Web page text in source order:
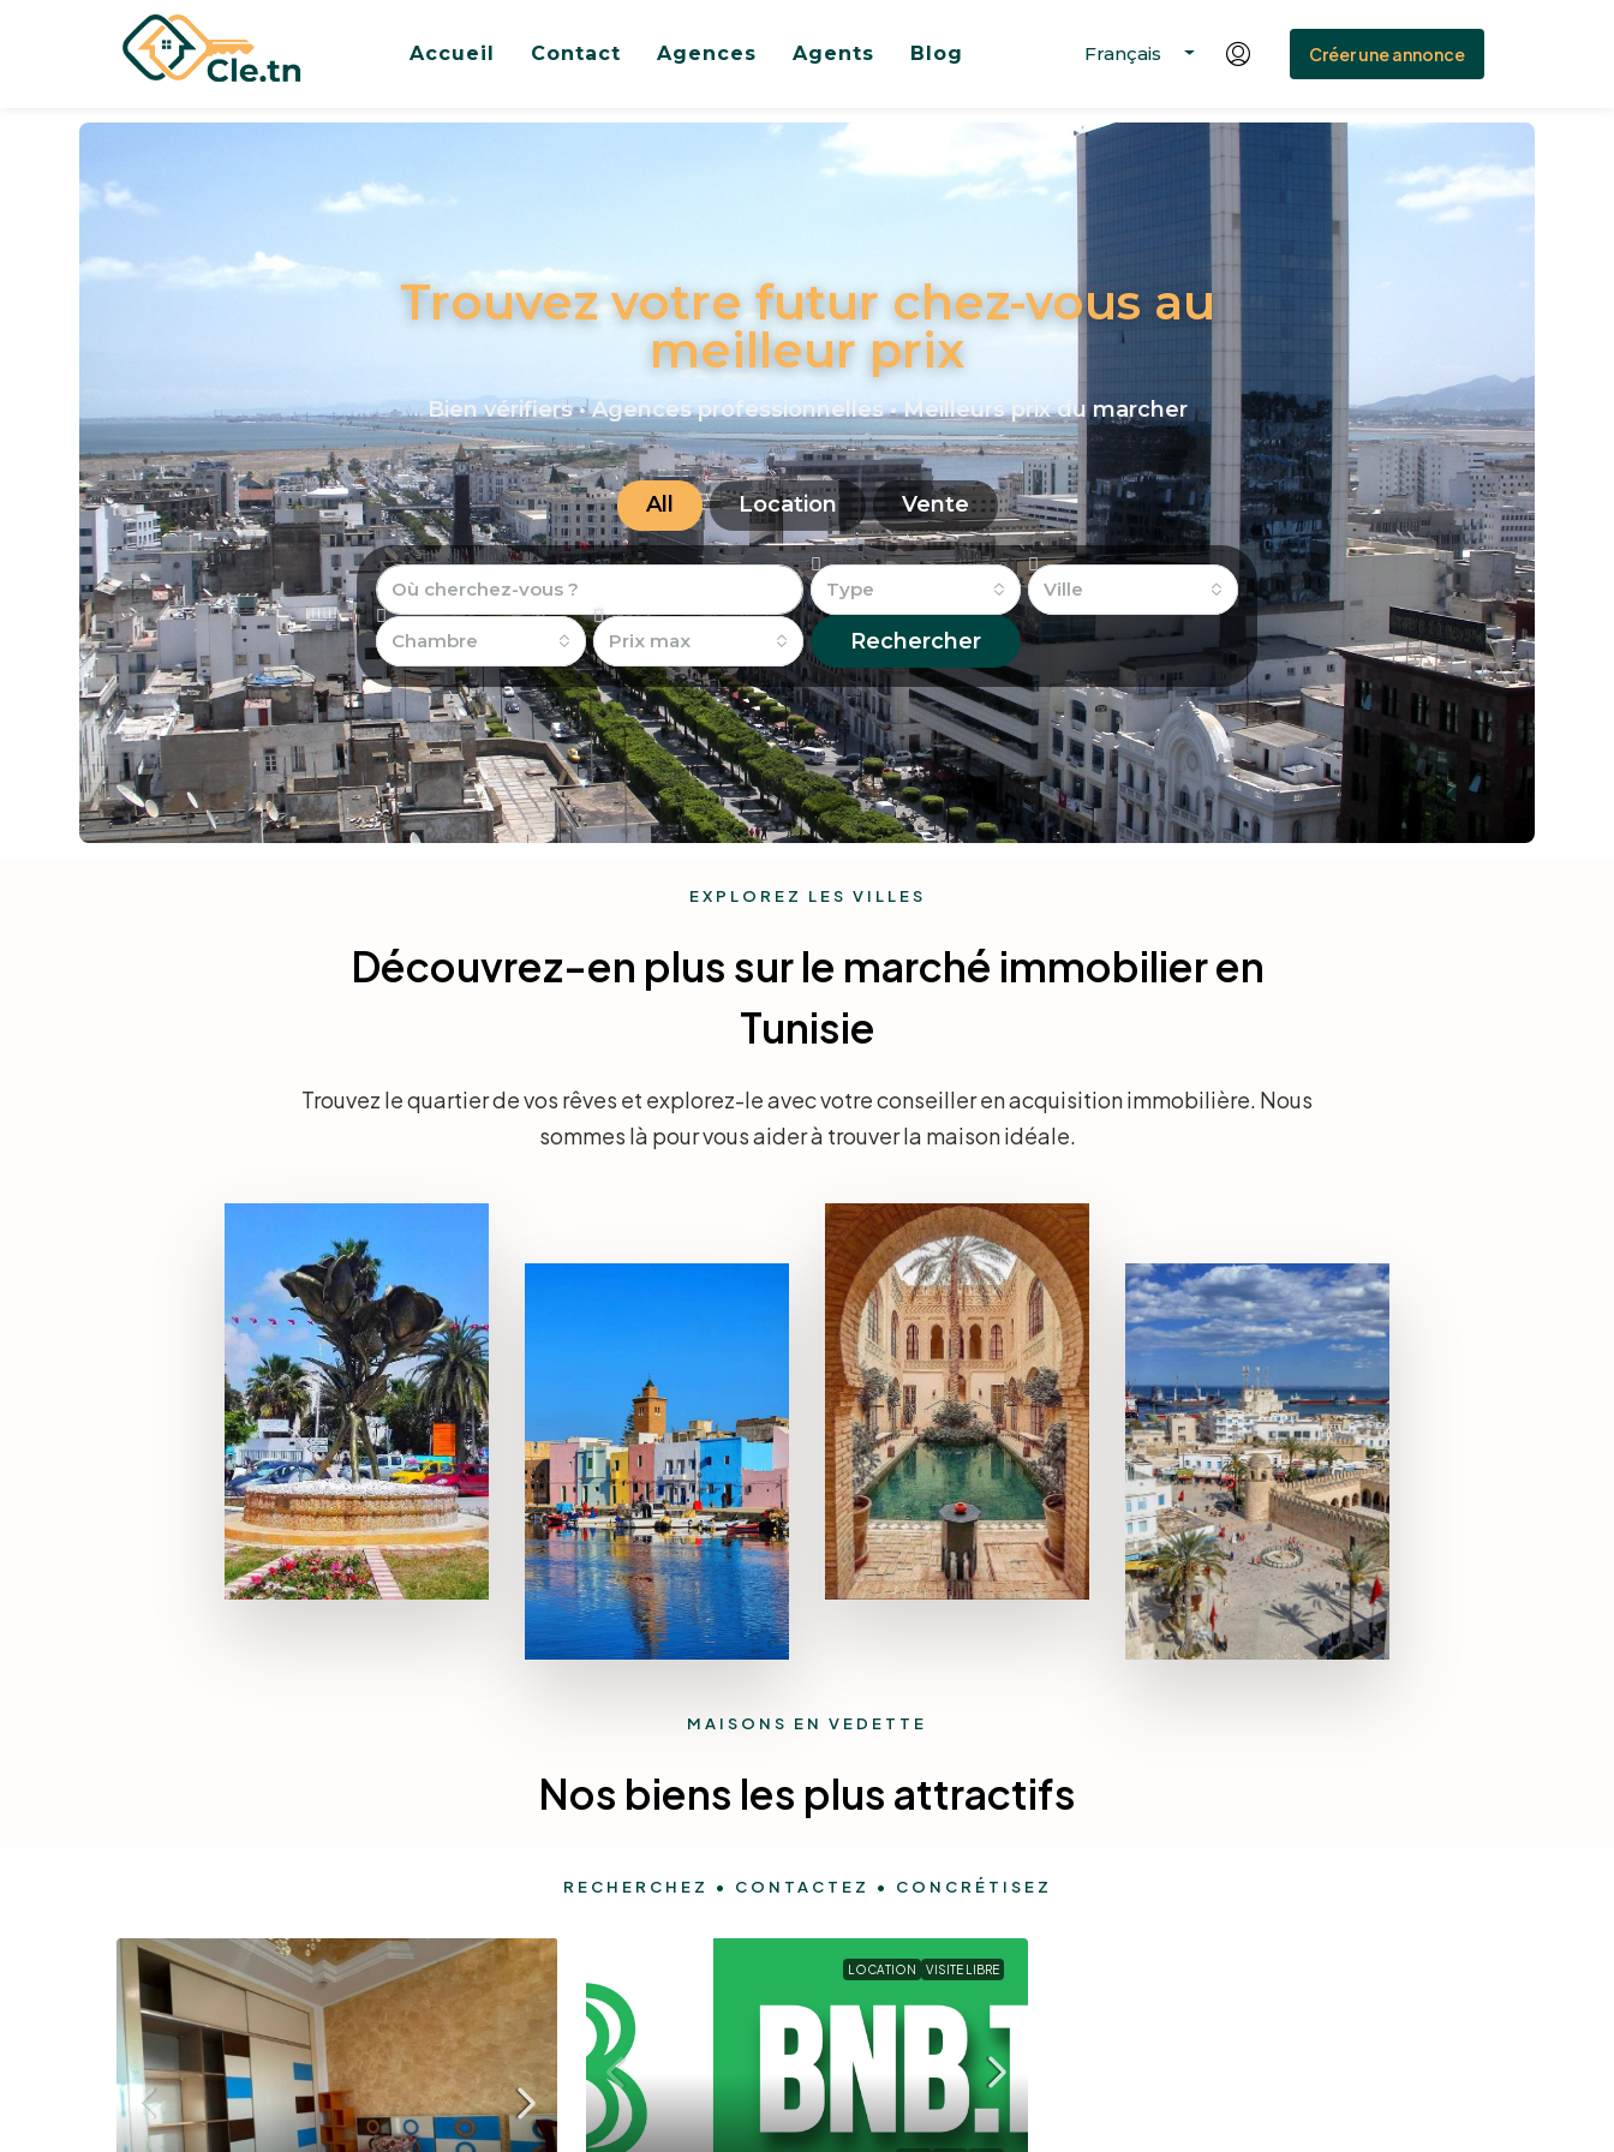
Accueil Contact Agences Agents Blog Français Créer une annonce
Trouvez votre futur chez-vous au
meilleur prix
Bien vérifiers • Agences professionnelles • Meilleurs prix du marcher
All Location Vente
Type Ville
Chambre Prix ​​max Rechercher
EXPLOREZ LES VILLES
Découvrez-en plus sur le marché immobilier en
Tunisie
Trouvez le quartier de vos rêves et explorez-le avec votre conseiller en acquisition immobilière. Nous
sommes là pour vous aider à trouver la maison idéale.
MORE DETAILS
MORE DETAILS
MORE DETAILS
MAISONS EN VEDETTE
Nos biens les plus attractifs
RECHERCHEZ • CONTACTEZ • CONCRÉTISEZ
LOCATION VISITE LIBRE